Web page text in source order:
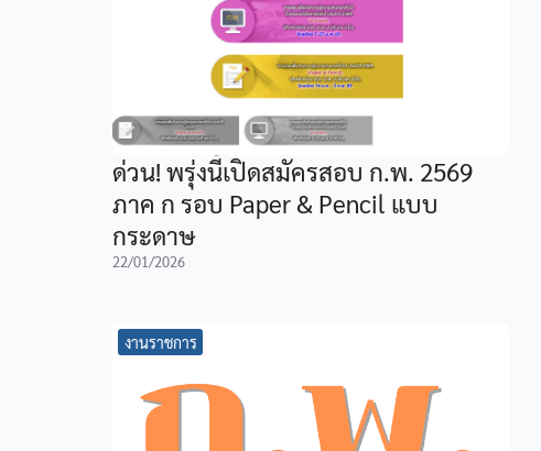
ด่วน! พรุ่งนี้เปิดสมัครสอบ ก.พ. 2569
ภาค ก รอบ Paper & Pencil แบบ
กระดาษ
22/01/2026
งานราชการ